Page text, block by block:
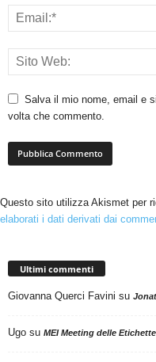
Salva il mio nome, email e
volta che commento.
Questo sito utilizza Akismet per
elaborati i dati derivati dai
Ultimi commenti
Giovanna Querci Favini su
Ugo su MEI Meeting delle